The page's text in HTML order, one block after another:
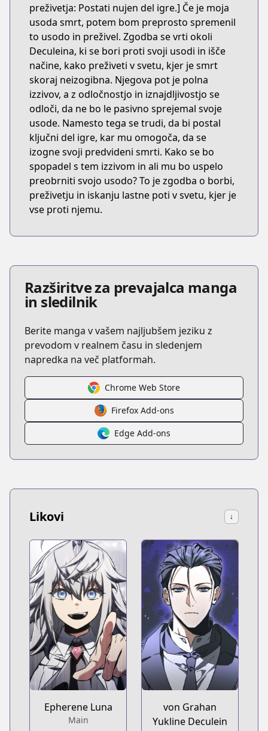
preživetja: Postati nujen del igre.] Če je moja
usoda smrt, potem bom preprosto spremenil
to usodo in preživel. Zgodba se vrti okoli
Deculeina, ki se bori proti svoji usodi in išče
načine, kako preživeti v svetu, kjer je smrt
skoraj neizogibna. Njegova pot je polna
izzivov, a z odločnostjo in iznajdljivostjo se
odloči, da ne bo le pasivno sprejemal svoje
usode. Namesto tega se trudi, da bi postal
ključni del igre, kar mu omogoča, da se
izogne svoji predvideni smrti. Kako se bo
spopadel s tem izzivom in ali mu bo uspelo
preobrniti svojo usodo? To je zgodba o borbi,
preživetju in iskanju lastne poti v svetu, kjer je
vse proti njemu.
Razširitve za prevajalca manga
in sledilnik
Berite manga v vašem najljubšem jeziku z
prevodom v realnem času in sledenjem
napredka na več platformah.
Chrome Web Store
Firefox Add-ons
Edge Add-ons
Likovi ↓
Epherene Luna
Main
von Grahan
Yukline Deculein